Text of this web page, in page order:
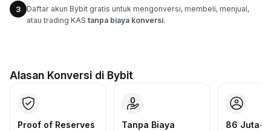
3
Daftar akun Bybit gratis untuk mengonversi, membeli, menjual,
atau trading KAS tanpa biaya konversi.
Alasan Konversi di Bybit
Proof of Reserves
Tanpa Biaya
86 Juta+